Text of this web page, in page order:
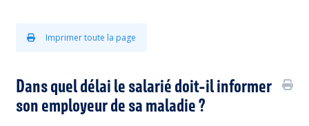
Imprimer toute la page
Dans quel délai le salarié doit-il informer
son employeur de sa maladie ?